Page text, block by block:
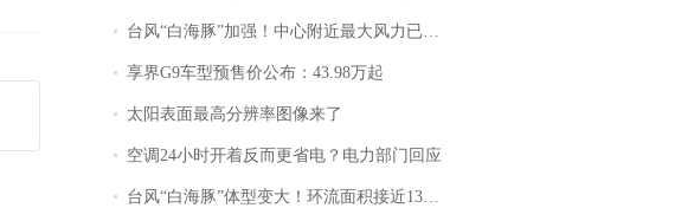
台风“白海豚”加强！中心附近最大风力已达15级 最新研判
享界G9车型预售价公布：43.98万起
太阳表面最高分辨率图像来了
空调24小时开着反而更省电？电力部门回应
台风“白海豚”体型变大！环流面积接近13个浙江那么大